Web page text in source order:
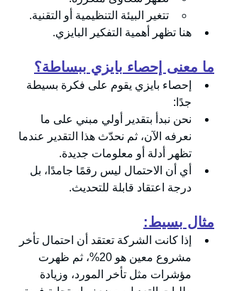
تتغير البيئة التنظيمية أو التقنية.
هنا تظهر أهمية التفكير البايزي.
ما معنى إحصاء بايزي ببساطة؟
إحصاء بايزي يقوم على فكرة بسيطة
جدًا:
نحن نبدأ بتقدير أولي مبني على ما
نعرفه الآن، ثم نحدّث هذا التقدير عندما
تظهر أدلة أو معلومات جديدة.
أي أن الاحتمال ليس رقمًا جامدًا، بل
درجة اعتقاد قابلة للتحديث.
مثال بسيط:
إذا كانت الشركة تعتقد أن احتمال تأخر
مشروع معين هو 20%، ثم ظهرت
مؤشرات مثل تأخر المورد، وزيادة